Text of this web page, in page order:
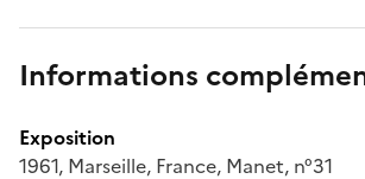
Informations
Exposition
1961, Marseille, France, Manet, n°31